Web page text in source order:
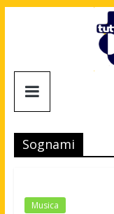
Tv,
Cinema,
news
Sognami
Musica